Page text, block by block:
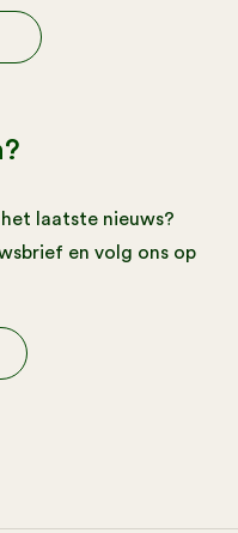
laatste nieuws?
en volg ons op